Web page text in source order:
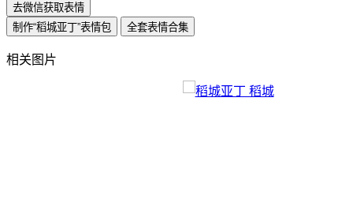
去微信获取表情
制作“稻城亚丁”表情包
全套表情合集
相关图片